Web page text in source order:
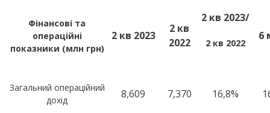
Фінансові та
операційні
показники (млн грн)
2кв 2023
2 кв
2022
2 кв 2023/
2 кв 2022
6
Загальний операційний
дохід
8,609 7,370 16,8%